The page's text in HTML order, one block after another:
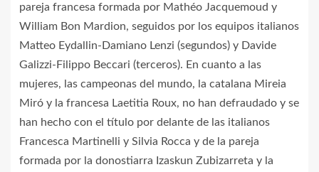
pareja francesa formada por Mathéo Jacquemoud y
William Bon Mardion, seguidos por los equipos italianos
Matteo Eydallin-Damiano Lenzi (segundos) y Davide
Galizzi-Filippo Beccari (terceros). En cuanto a las
mujeres, las campeonas del mundo, la catalana Mireia
Miró y la francesa Laetitia Roux, no han defraudado y se
han hecho con el título por delante de las italianos
Francesca Martinelli y Silvia Rocca y de la pareja
formada por la donostiarra Izaskun Zubizarreta y la